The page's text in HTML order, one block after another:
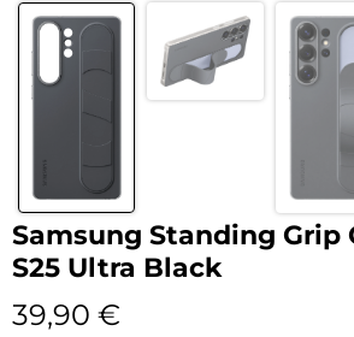
Samsung Standing Grip
S25 Ultra Black
39,90 €